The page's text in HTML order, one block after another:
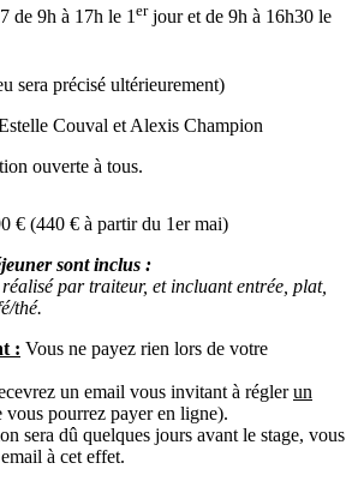
de 9h à 17h le 1 erjour et de 9h à 16h30 le
sera précisé ultérieurement)
Couval et Alexis Champion
ouverte à tous.
€ (440 € à partir du 1er mai)
sont inclus :
par traiteur, et incluant entrée, plat,
thé.
: Vous ne payez rien lors de votre
un email vous invitant à régler un
vous pourrez payer en ligne).
sera dû quelques jours avant le stage, vous
à cet effet.